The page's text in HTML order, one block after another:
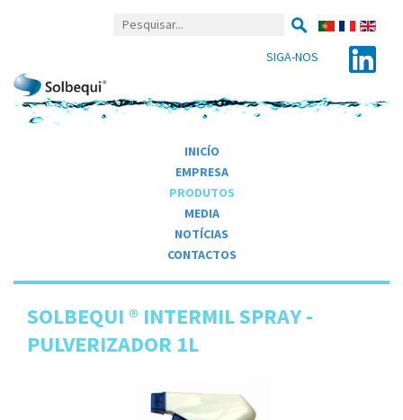
SIGA-NOS
INICÍO
EMPRESA
PRODUTOS
MEDIA
NOTÍCIAS
CONTACTOS
SOLBEQUI ® INTERMIL SPRAY -
PULVERIZADOR 1L